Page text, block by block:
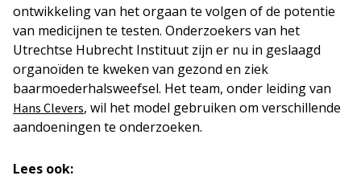
ontwikkeling van het orgaan te volgen of de potentie
van medicijnen te testen. Onderzoekers van het
Utrechtse Hubrecht Instituut zijn er nu in geslaagd
organoïden te kweken van gezond en ziek
baarmoederhalsweefsel. Het team, onder leiding van
Hans Clevers, wil het model gebruiken om verschillende
aandoeningen te onderzoeken.
Lees ook: